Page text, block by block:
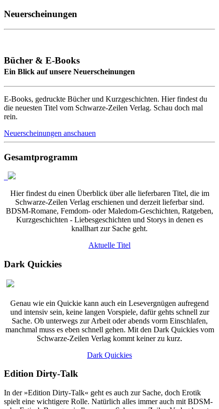
Neuerscheinungen
Bücher & E-Books
Ein Blick auf unsere Neuerscheinungen
E-Books, gedruckte Bücher und Kurzgeschichten. Hier findest du
die neuesten Titel vom Schwarze-Zeilen Verlag. Schau doch mal
rein.
Neuerscheinungen anschauen
Gesamtprogramm
Hier findest du einen Überblick über alle lieferbaren Titel, die im
Schwarze-Zeilen Verlag erschienen und derzeit lieferbar sind.
BDSM-Romane, Femdom- oder Maledom-Geschichten, Ratgeben,
Kurzgeschichten - Liebesgeschichten und Storys in denen es
knallhart zur Sache geht.
Aktuelle Titel
Dark Quickies
Genau wie ein Quickie kann auch ein Lesevergnügen aufregend
und intensiv sein, keine langen Vorspiele, dafür gehts schnell zur
Sache. Ob unterwegs zur Arbeit oder abends vorm Einschlafen,
manchmal muss es eben schnell gehen. Mit den Dark Quickies vom
Schwarze-Zeilen Verlag kommt keiner zu kurz.
Dark Quickies
Edition Dirty-Talk
In der »Edition Dirty-Talk« geht es auch zur Sache, doch Erotik
spielt eine wichtigere Rolle. Natürlich alles immer auch mit BDSM-